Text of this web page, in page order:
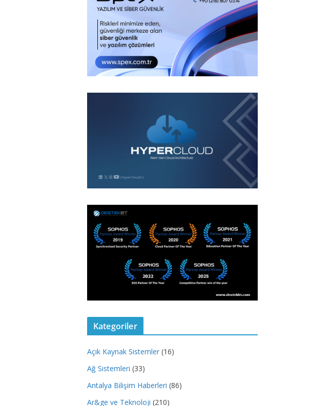
Kategoriler
Açık Kaynak Sistemler (16)
Ağ Sistemleri (33)
Antalya Bilişim Haberleri (86)
Ar&ge ve Teknoloji (210)